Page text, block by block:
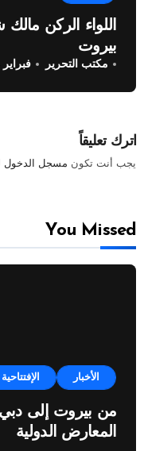
اللواء الركن
بيروت
مكتب التحرير فبراير 14, 2023
اترك تعليقاً
يجب أنت تكون مسجل الدخول
You Missed
الأخبار الإفتتاحية
المعارض الدولية